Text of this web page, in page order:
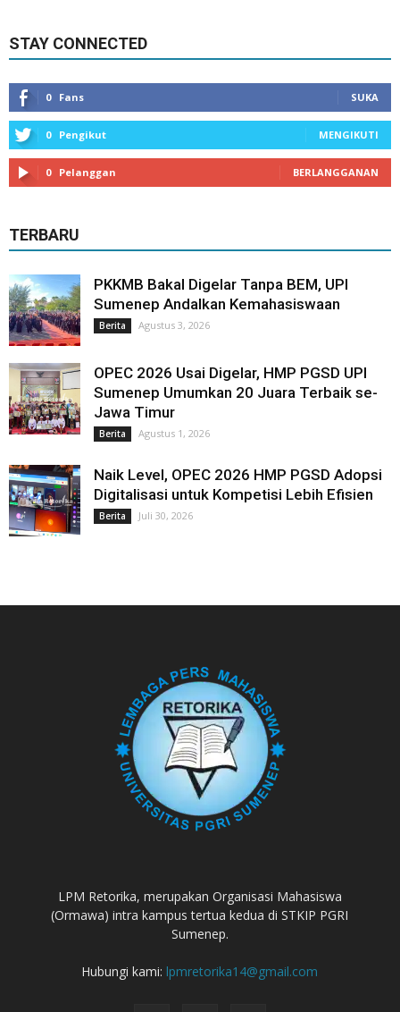
STAY CONNECTED
0 Fans SUKA
0 Pengikut MENGIKUTI
0 Pelanggan BERLANGGANAN
TERBARU
PKKMB Bakal Digelar Tanpa BEM, UPI
Sumenep Andalkan Kemahasiswaan
Berita Agustus 3, 2026
OPEC 2026 Usai Digelar, HMP PGSD UPI
Sumenep Umumkan 20 Juara Terbaik se-
Jawa Timur
Berita Agustus 1, 2026
Naik Level, OPEC 2026 HMP PGSD Adopsi
Digitalisasi untuk Kompetisi Lebih Efisien
Berita Juli 30, 2026
LPM Retorika, merupakan Organisasi Mahasiswa
(Ormawa) intra kampus tertua kedua di STKIP PGRI
Sumenep.
Hubungi kami: lpmretorika14@gmail.com